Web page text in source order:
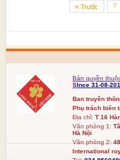
7
Bản quyền
SInce 31-08-
Ban truyền
Phụ trách biên
Địa chỉ: T 16
Văn phòng 1:
Hà Nội
Văn phòng 2:
International